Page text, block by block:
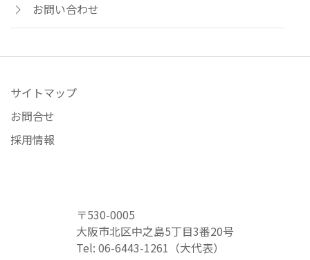
お問い合わせ
サイトマップ
お問合せ
採用情報
〒530-0005
大阪市北区中之島5丁目3番20号
Tel: 06-6443-1261（大代表）